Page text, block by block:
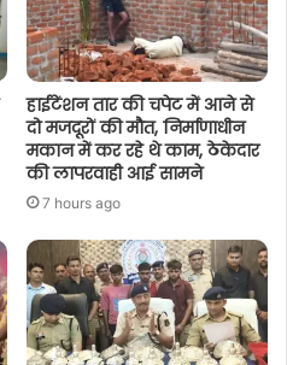
हाईटेंशन तार की चपेट में आने से
दो मजदूरों की मौत, निर्माणाधीन
मकान में कर रहे थे काम, ठेकेदार
की लापरवाही आई सामने
7 hours ago